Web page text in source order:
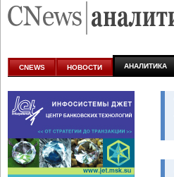
аналитике
CNEWS НОВОСТИ АНАЛИТИКА